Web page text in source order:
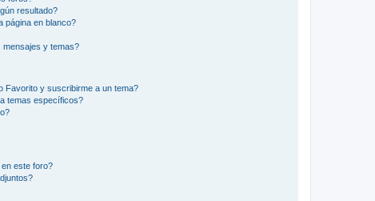
resultado?
página en blanco?
mensajes y temas?
Favorito y suscribirme a un tema?
temas específicos?
este foro?